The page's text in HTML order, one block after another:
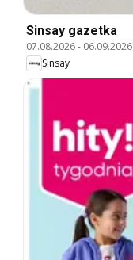
Sinsay gazetka
07.08.2026- 06.09.2026
Sinsay